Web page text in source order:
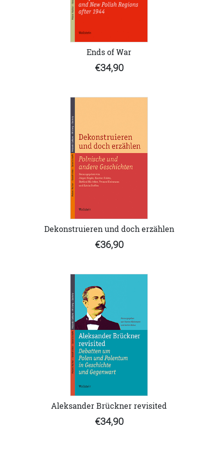
Ends of War
€34,90
Dekonstruieren und doch erzählen
€36,90
Aleksander Brückner revisited
€34,90